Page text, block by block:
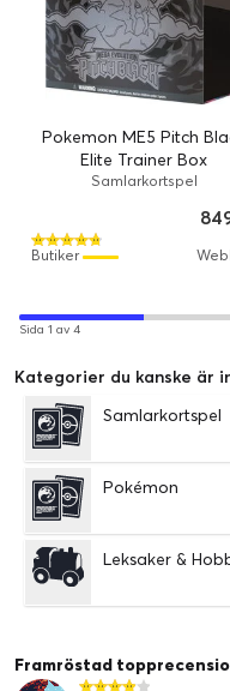
Pokemon ME5 Pitch
Elite Trainer Box
Samlarkortspel
Butiker
Sida 1 av 4
Kategorier du kanske är
Samlarkortspel
Pokémon
Leksaker &
Framröstad